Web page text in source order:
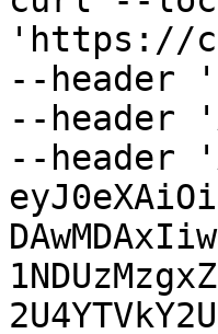
'https://
--header
--header
--header